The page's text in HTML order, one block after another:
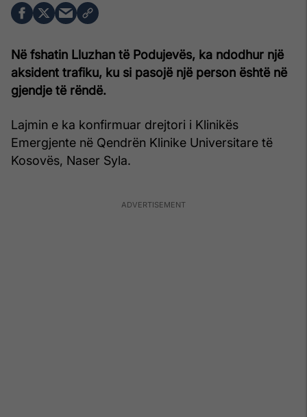
Në fshatin Lluzhan të Podujevës, ka ndodhur një
aksident trafiku, ku si pasojë një person është në
gjendje të rëndë.
Lajmin e ka konfirmuar drejtori i Klinikës
Emergjente në Qendrën Klinike Universitare të
Kosovës, Naser Syla.